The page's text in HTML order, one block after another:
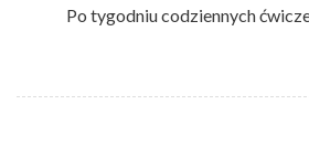
Po tygodniu codziennych